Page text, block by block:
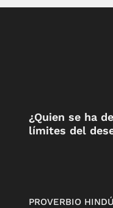
¿Quien se ha
límites del
PROVERBIO HINDÚ